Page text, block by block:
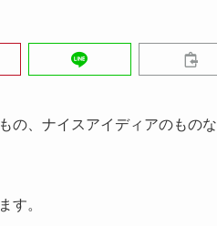
の、ナイスアイディアのものな
す。